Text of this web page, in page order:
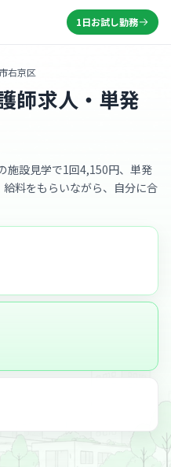
1日お試し勤務
右京区
師求人・単発
施設見学で1回4,150円、単発
料をもらいながら、自分に合